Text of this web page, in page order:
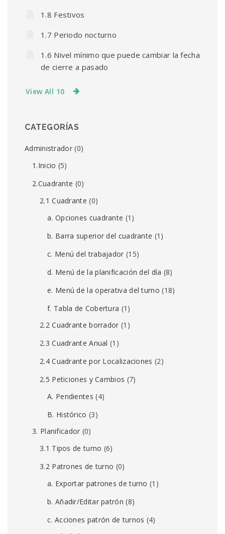
1.8 Festivos
1.7 Periodo nocturno
1.6 Nivel mínimo que puede cambiar la fecha
de cierre a pasado
View All 10
CATEGORÍAS
Administrador(0)
1.Inicio (5)
2.Cuadrante (0)
2.1 Cuadrante (0)
a. Opciones cuadrante (1)
b. Barra superior del cuadrante (1)
c. Menú del trabajador (15)
d. Menú de la planificación del día (8)
e. Menú de la operativa del turno (18)
f. Tabla de Cobertura (1)
2.2 Cuadrante borrador (1)
2.3 Cuadrante Anual (1)
2.4 Cuadrante por Localizaciones (2)
2.5 Peticiones y Cambios (7)
A. Pendientes (4)
B. Histórico (3)
3. Planificador (0)
3.1 Tipos de turno (6)
3.2 Patrones de turno (0)
a. Exportar patrones de turno (1)
b. Añadir/Editar patrón (8)
c. Acciones patrón de turnos (4)